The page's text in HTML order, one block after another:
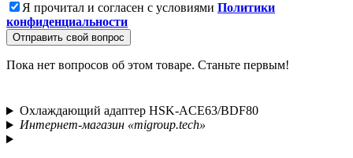
Я прочитал и согласен с условиями Политики
конфиденциальности
Отправить свой вопрос
Пока нет вопросов об этом товаре. Станьте первым!
Охлаждающий адаптер HSK-ACE63/BDF80
Интернет-магазин «migroup.tech»